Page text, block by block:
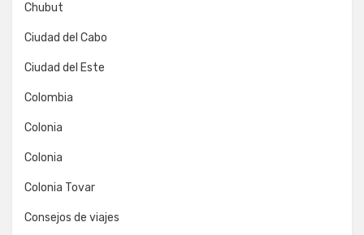
Chubut
Ciudad del Cabo
Ciudad del Este
Colombia
Colonia
Colonia
Colonia Tovar
Consejos de viajes